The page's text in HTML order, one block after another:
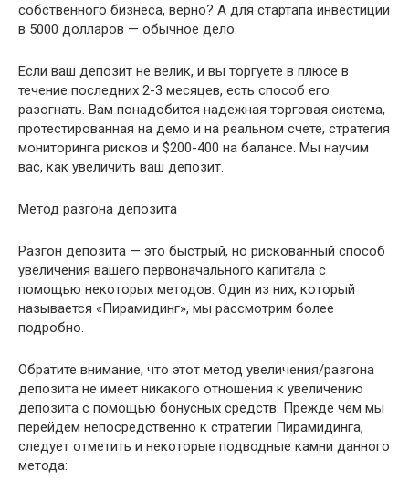
собственного бизнеса, верно? А для стартапа инвестиции
в 5000 долларов — обычное дело.
Если ваш депозит не велик, и вы торгуете в плюсе в
течение последних 2-3 месяцев, есть способ его
разогнать. Вам понадобится надежная торговая система,
протестированная на демо и на реальном счете, стратегия
мониторинга рисков и $200-400 на балансе. Мы научим
вас, как увеличить ваш депозит.
Метод разгона депозита
Разгон депозита — это быстрый, но рискованный способ
увеличения вашего первоначального капитала с
помощью некоторых методов. Один из них, который
называется «Пирамидинг», мы рассмотрим более
подробно.
Обратите внимание, что этот метод увеличения/разгона
депозита не имеет никакого отношения к увеличению
депозита с помощью бонусных средств. Прежде чем мы
перейдем непосредственно к стратегии Пирамидинга,
следует отметить и некоторые подводные камни данного
метода: